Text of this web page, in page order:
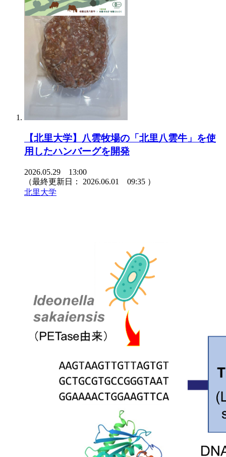
【北里大学】八雲牧場の「北里八雲牛」を使
用したハンバーグを開発
2026.05.29 13:00
（最終更新日： 2026.06.01 09:35 ）
北里大学